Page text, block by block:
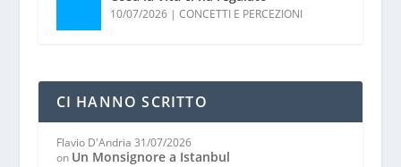
10/07/2026| CONCETTI E PERCEZIONI
CI HANNO SCRITTO
Flavio D'Andria 31/07/2026
on Un Monsignore a Istanbul